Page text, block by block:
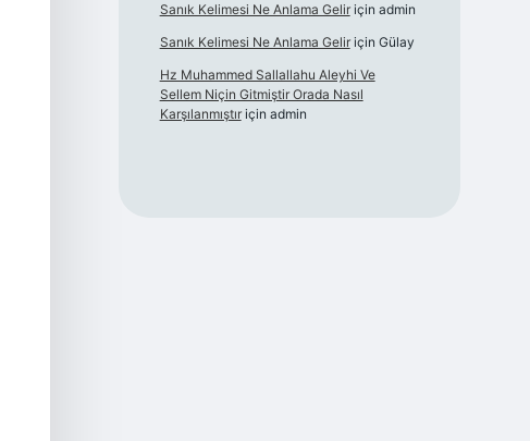
Sanık Kelimesi Ne Anlama Geliriçin admin
Sanık Kelimesi Ne Anlama Geliriçin Gülay
Hz Muhammed Sallallahu Aleyhi Ve
Sellem Niçin Gitmiştir Orada Nasıl
Karşılanmıştıriçin admin